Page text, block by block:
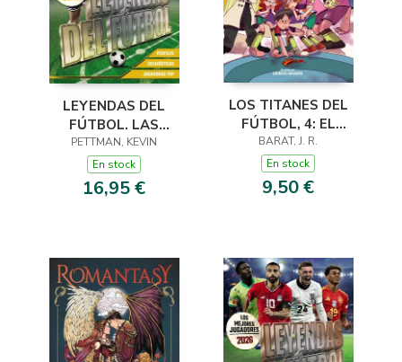
LEYENDAS DEL
FÚTBOL. LAS
MEJORES
JUGADORAS 2026
PETTMAN, KEVIN
En stock
16,95 €
LOS TITANES DEL
FÚTBOL, 4: EL
ASESINATO DEL
DELANTERO
CENTRO
BARAT, J. R.
En stock
9,50 €